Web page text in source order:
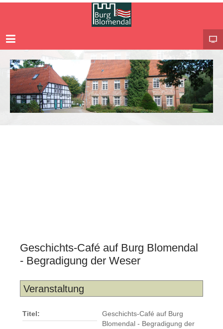
Geschichts-Café auf Burg Blomendal
- Begradigung der Weser
Veranstaltung
Titel:
Geschichts-Café auf Burg
Blomendal - Begradigung der